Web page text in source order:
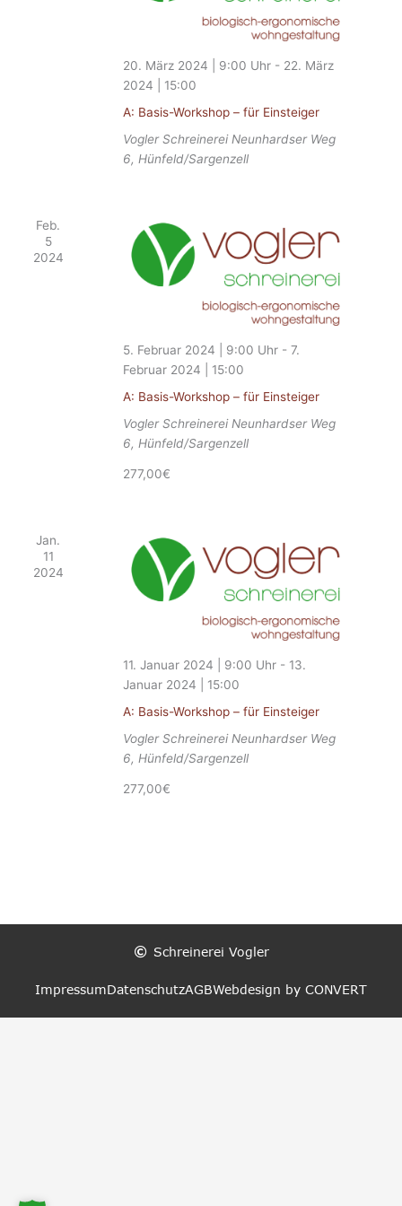
20. März 2024 | 9:00 - 22. März
2024 | 15:00
A: Basis-Workshop – für Einsteiger
Vogler Schreinerei Neunhardser Weg
6, Hünfeld/Sargenzell
Feb.
5
2024
5. Februar 2024 | 9:00 -7.
Februar 2024 | 15:00
A: Basis-Workshop – für Einsteiger
Vogler Schreinerei Neunhardser Weg
6, Hünfeld/Sargenzell
277,00€
Jan.
11
2024
11. Januar 2024 | 9:00 - 13.
Januar 2024 | 15:00
A: Basis-Workshop – für Einsteiger
Vogler Schreinerei Neunhardser Weg
6, Hünfeld/Sargenzell
277,00€
Schreinerei Vogler
ImpressumDatenschutzAGBWebdesign by CONVERT